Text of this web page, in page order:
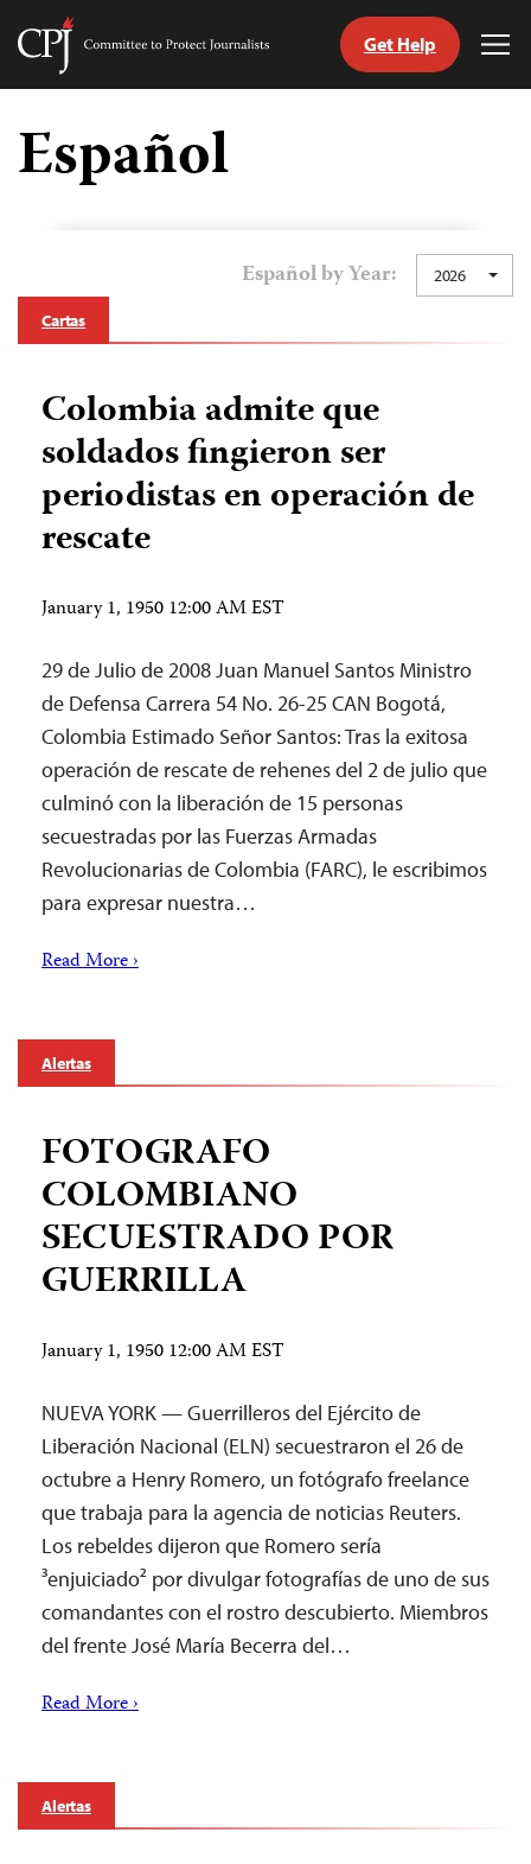
Skip
content
Committee
Journalists
Get Help
Español
Español by Year: 2026
Cartas
Colombia admite que
soldados fingieron ser
periodistas en operación de
rescate
January 1, 1950 12:00 AM EST
29 de Julio de 2008 Juan Manuel Santos Ministro
de Defensa Carrera 54 No. 26-25 CAN Bogotá,
Colombia Estimado Señor Santos: Tras la exitosa
operación de rescate de rehenes del 2 de julio que
culminó con la liberación de 15 personas
secuestradas por las Fuerzas Armadas
Revolucionarias de Colombia (FARC), le escribimos
para expresar nuestra…
Read More ›
Alertas
FOTOGRAFO
COLOMBIANO
SECUESTRADO POR
GUERRILLA
January 1, 1950 12:00 AM EST
NUEVA YORK — Guerrilleros del Ejército de
Liberación Nacional (ELN) secuestraron el 26 de
octubre a Henry Romero, un fotógrafo freelance
que trabaja para la agencia de noticias Reuters.
Los rebeldes dijeron que Romero sería
³enjuiciado² por divulgar fotografías de uno de sus
comandantes con el rostro descubierto. Miembros
del frente José María Becerra del…
Read More ›
Alertas